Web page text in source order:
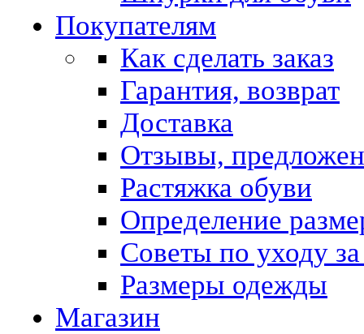
Покупателям
Как сделать заказ
Гарантия, возврат
Доставка
Отзывы,
Растяжка обуви
Определение
Советы по уходу
Размеры одежды
Магазин